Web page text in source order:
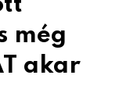
még
akar